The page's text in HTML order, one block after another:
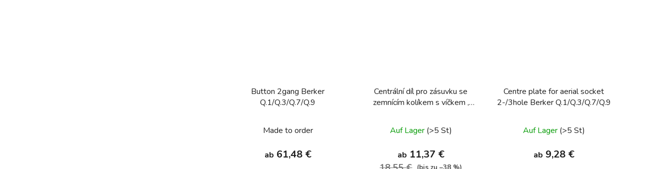
Button 2gang Berker
Q.1/Q.3/Q.7/Q.9
Made to order
ab 61,48 €
Centrální díl pro zásuvku se
zemnícím kolíkem s víčkem ,
Auf Lager (>5 St)
ab 11,37 €
Centre plate for aerial socket
2-/3hole Berker Q.1/Q.3/Q.7/Q.9
Auf Lager (>5 St)
ab 9,28 €